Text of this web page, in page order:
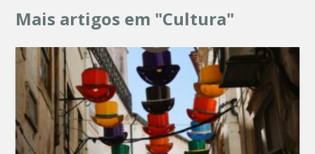
Mais artigos em "Cultura"